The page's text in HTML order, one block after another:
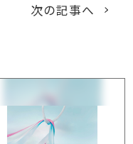
次の記事へ